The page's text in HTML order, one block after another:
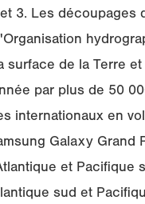
3. Les découpages
surface de la Terre
par plus de 50
internationaux en
Galaxy Grand
et Pacifique
sud et